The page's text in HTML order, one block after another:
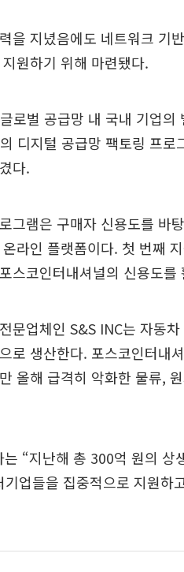
을 지녔음에도 네트워크 기
원하기 위해 마련됐다.
로벌 공급망 내 국내 기업의
디지털 공급망 팩토링 프로
다.
그램은 구매자 신용도를 바
라인 플랫폼이다. 첫 번째
스코인터내셔널의 신용도를
문업체인 S&S INC는 자동
로 생산한다. 포스코인터내
올해 급격히 악화한 물류,
“지난해 총 300억 원의 상
업들을 집중적으로 지원하